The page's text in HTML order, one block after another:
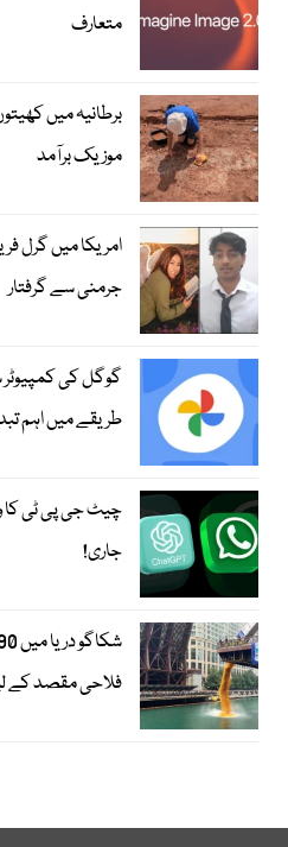
متعارف
برطانیہ میں
موزیک برآمد
امریکا میں گرل
جرمنی سے گرفتار
گوگل کی
طریقے میں اہم
چیٹ جی پی ٹی کا
جاری!
فلاحی مقصد کے